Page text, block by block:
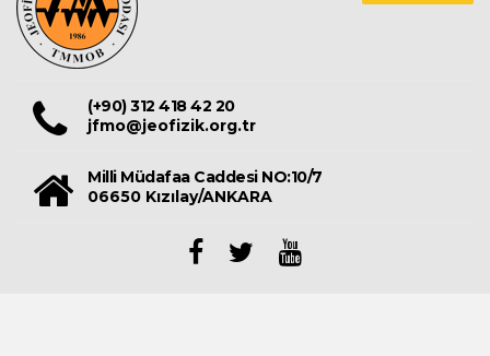
(+90) 312 418 42 20
jfmo@jeofizik.org.tr
Milli Müdafaa Caddesi NO:10/7
06650 Kızılay/ANKARA